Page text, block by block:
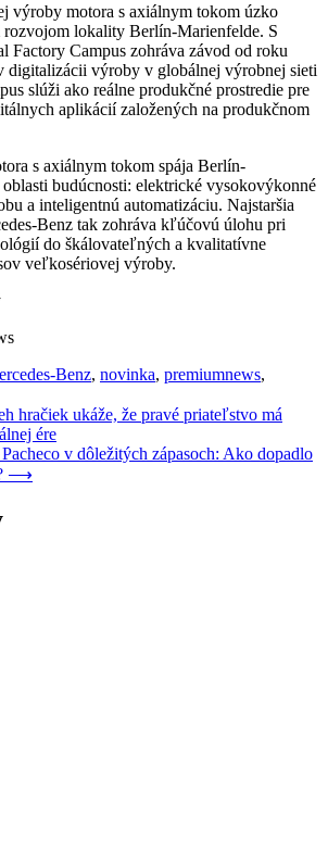
výroby motora s axiálnym tokom úzko
rozvojom lokality Berlín-Marienfelde. S
Factory Campus zohráva závod od roku
digitalizácii výroby v globálnej výrobnej sieti
slúži ako reálne produkčné prostredie pre
aplikácií založených na produkčnom
s axiálnym tokom spája Berlín-
budúcnosti: elektrické vysokovýkonné
a inteligentnú automatizáciu. Najstaršia
Benz tak zohráva kľúčovú úlohu pri
do škálovateľných a kvalitatívne
veľkosériovej výroby.
Benz, novinka, premiumnews,
hračiek ukáže, že pravé priateľstvo má
ére
v dôležitých zápasoch: Ako dopadlo
⟶